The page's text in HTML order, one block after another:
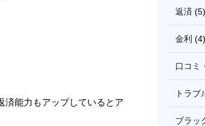
済能力もアップしているとア
返済 (5)
金利 (4)
口コミ
トラブ
ブラッ